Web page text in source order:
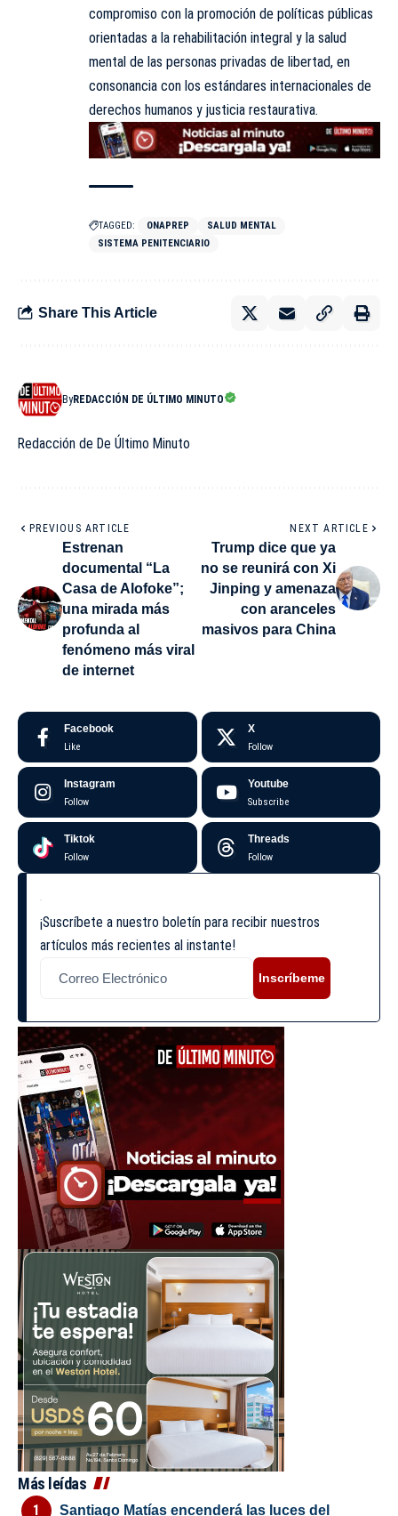
compromiso con la promoción de políticas públicas
orientadas a la rehabilitación integral y la salud
mental de las personas privadas de libertad, en
consonancia con los estándares internacionales de
derechos humanos y justicia restaurativa.
TAGGED: ONAPREP
SALUD MENTAL
SISTEMA PENITENCIARIO
Share This Article
ByREDACCIÓN DE ÚLTIMO MINUTO
Redacción de De Último Minuto
PREVIOUS ARTICLE
Estrenan
documental “La
Casa de Alofoke”;
una mirada más
profunda al
fenómeno más viral
de internet
NEXT ARTICLE
Trump dice que ya
no se reunirá con Xi
Jinping y amenaza
con aranceles
masivos para China
Facebook
Like
X
Follow
Instagram
Follow
Youtube
Subscribe
Tiktok
Follow
Threads
Follow
¡Suscríbete a nuestro boletín para recibir nuestros
artículos más recientes al instante!
Inscríbeme
Más leídas
Santiago Matías encenderá las luces del